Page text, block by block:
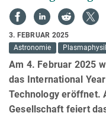
3. FEBRUAR 2025
Astronomie
Am 4. Februar 2025
das International
Technology eröffnet.
Gesellschaft feiert